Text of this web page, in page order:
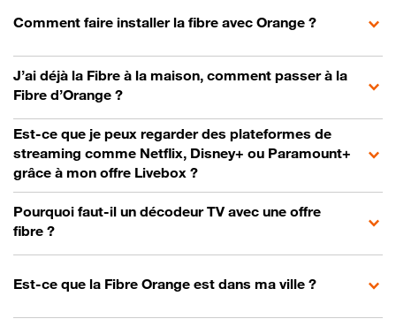
Comment faire installer la fibre avec Orange ?
J’ai déjà la Fibre à la maison, comment passer à la
Fibre d’Orange ?
Est-ce que je peux regarder des plateformes de
streaming comme Netflix, Disney+ ou Paramount+
grâce à mon offre Livebox ?
Pourquoi faut-il un décodeur TV avec une offre
fibre ?
Est-ce que la Fibre Orange est dans ma ville ?